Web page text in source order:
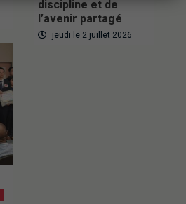
discipline et de
l’avenir partagé
jeudi le 2 juillet 2026